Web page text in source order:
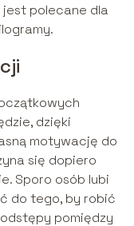
polecane dla
dzięki
motywację do
się dopiero
Sporo osób lubi
do tego, by robić
pomiędzy